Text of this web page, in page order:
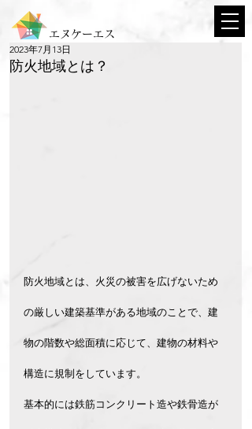
エヌケーエス
防火地域とは？
2023年7月13日
防火地域とは、火災の被害を広げないため
の厳しい建築基準がある地域のことで、建
物の階数や総面積に応じて、建物の材料や
構造に規制をしています。
基本的には鉄筋コンクリート造や鉄骨造が